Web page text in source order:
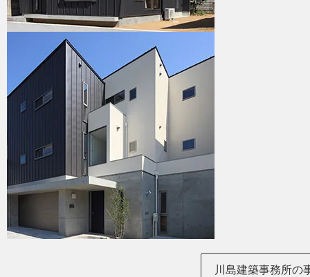
川島建築事務所の